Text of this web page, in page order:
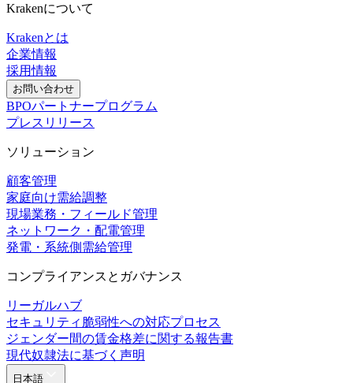
Krakenについて
Krakenとは
企業情報
採用情報
お問い合わせ
BPOパートナープログラム
プレスリリース
ソリューション
顧客管理
家庭向け需給調整
現場業務・フィールド管理
ネットワーク・配電管理
発電・系統側需給管理
コンプライアンスとガバナンス
リーガルハブ
セキュリティ脆弱性への対応プロセス
ジェンダー間の賃金格差に関する報告書
現代奴隷法に基づく声明
日本語